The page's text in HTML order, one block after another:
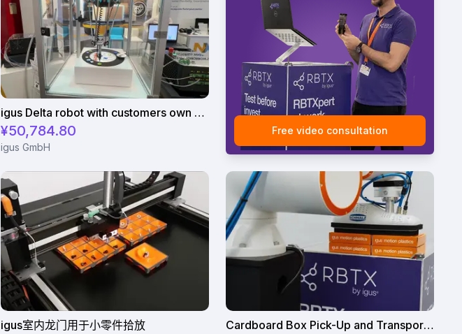
igus Delta robot with customers own controller
¥50,784.80
igus GmbH
Free video consultation
igus室内龙门用于小零件拾放 Cardboard Box Pick-Up and Transport Solution with FR20 and ReBeLMove